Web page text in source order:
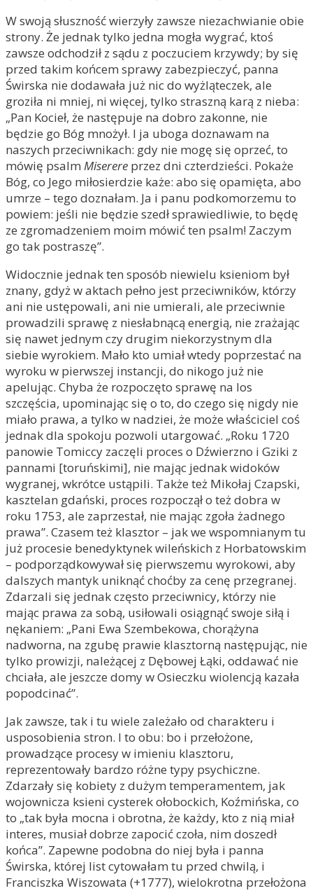
W swoją słuszność wierzyły zawsze niezachwianie obie
strony. Że jednak tylko jedna mogła wygrać, ktoś
zawsze odchodził z sądu z poczuciem krzywdy; by się
przed takim końcem sprawy zabezpieczyć, panna
Świrska nie dodawała już nic do wyżląteczek, ale
groziła ni mniej, ni więcej, tylko straszną karą z nieba:
„Pan Kocieł, że następuje na dobro zakonne, nie
będzie go Bóg mnożył. I ja uboga doznawam na
naszych przeciwnikach: gdy nie mogę się oprzeć, to
mówię psalm Miserere przez dni czterdzieści. Pokaże
Bóg, co Jego miłosierdzie każe: abo się opamięta, abo
umrze – tego doznałam. Ja i panu podkomorzemu to
powiem: jeśli nie będzie szedł sprawiedliwie, to będę
ze zgromadzeniem moim mówić ten psalm! Zaczym
go tak postraszę”.
Widocznie jednak ten sposób niewielu ksieniom był
znany, gdyż w aktach pełno jest przeciwników, którzy
ani nie ustępowali, ani nie umierali, ale przeciwnie
prowadzili sprawę z niesłabnącą energią, nie zrażając
się nawet jednym czy drugim niekorzystnym dla
siebie wyrokiem. Mało kto umiał wtedy poprzestać na
wyroku w pierwszej instancji, do nikogo już nie
apelując. Chyba że rozpoczęto sprawę na los
szczęścia, upominając się o to, do czego się nigdy nie
miało prawa, a tylko w nadziei, że może właściciel coś
jednak dla spokoju pozwoli utargować. „Roku 1720
panowie Tomiccy zaczęli proces o Dźwierzno i Gziki z
pannami [toruńskimi], nie mając jednak widoków
wygranej, wkrótce ustąpili. Także też Mikołaj Czapski,
kasztelan gdański, proces rozpoczął o też dobra w
roku 1753, ale zaprzestał, nie mając zgoła żadnego
prawa”. Czasem też klasztor – jak we wspomnianym tu
już procesie benedyktynek wileńskich z Horbatowskim
– podporządkowywał się pierwszemu wyrokowi, aby
dalszych mantyk uniknąć choćby za cenę przegranej.
Zdarzali się jednak często przeciwnicy, którzy nie
mając prawa za sobą, usiłowali osiągnąć swoje siłą i
nękaniem: „Pani Ewa Szembekowa, chorążyna
nadworna, na zgubę prawie klasztorną następując, nie
tylko prowizji, należącej z Dębowej Łąki, oddawać nie
chciała, ale jeszcze domy w Osieczku wiolencją kazała
popodcinać”.
Jak zawsze, tak i tu wiele zależało od charakteru i
usposobienia stron. I to obu: bo i przełożone,
prowadzące procesy w imieniu klasztoru,
reprezentowały bardzo różne typy psychiczne.
Zdarzały się kobiety z dużym temperamentem, jak
wojownicza ksieni cysterek ołobockich, Koźmińska, co
to „tak była mocna i obrotna, że każdy, kto z nią miał
interes, musiał dobrze zapocić czoła, nim doszedł
końca”. Zapewne podobna do niej była i panna
Świrska, której list cytowałam tu przed chwilą, i
Franciszka Wiszowata (+1777), wielokrotna przełożona